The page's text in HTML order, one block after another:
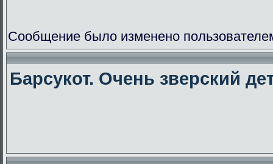
Сообщение было изменено
Барсукот. Очень зверский